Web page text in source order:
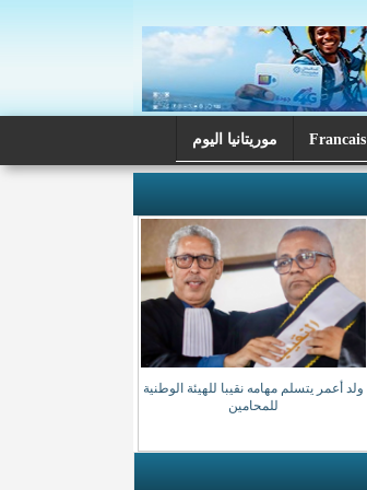
Francais موريتانيا اليوم
ولد أعمر يتسلم مهامه نقيبا للهيئة الوطنية
للمحامين